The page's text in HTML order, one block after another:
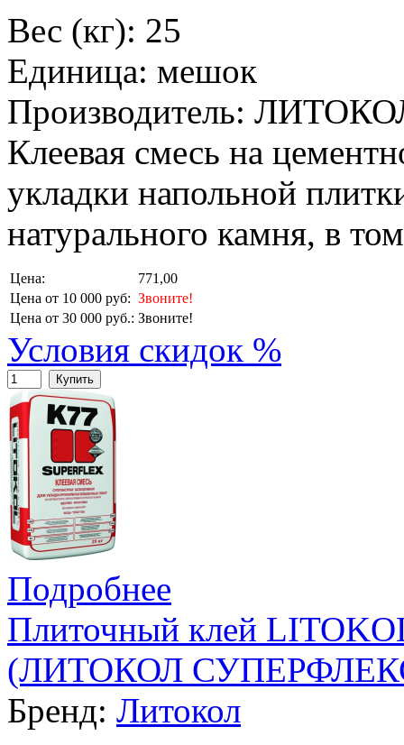
Вес (кг): 25
Единица: мешок
Производитель:
Клеевая смесь на
укладки напольной
натурального камня, в
Цена:
771,00
Цена от 10 000 руб: Звоните!
Цена от 30 000 руб.: Звоните!
Условия скидок %
Купить
Подробнее
Плиточный клей
(ЛИТОКОЛ
Бренд: Литокол